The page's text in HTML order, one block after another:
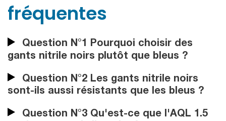
fréquentes
Question N°1 Pourquoi choisir des
gants nitrile noirs plutôt que bleus ?
Question N°2 Les gants nitrile noirs
sont-ils aussi résistants que les bleus ?
Question N°3 Qu'est-ce que l'AQL 1.5